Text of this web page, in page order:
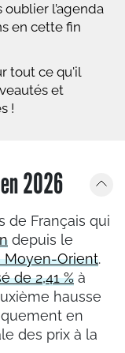
l’agenda
en cette fin
tout ce qu'il
et
!
2026
de Français qui
depuis le
Moyen-Orient.
de 2,41 % à
hausse
en
des prix à la